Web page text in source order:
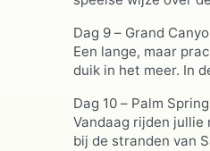
Dag 9 – Grand
Een lange, maar
duik in het meer. In
Dag 10 – Palm
Vandaag rijden jullie
bij de stranden van